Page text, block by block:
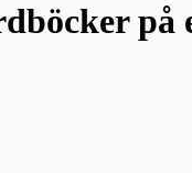
på